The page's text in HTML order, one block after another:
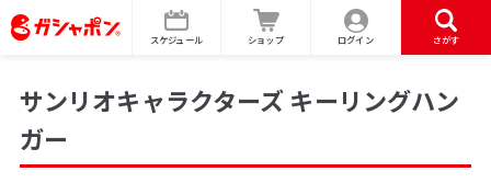
スケジュール ショップ ログイン さがす
サンリオキャラクターズ キーリングハン
ガー